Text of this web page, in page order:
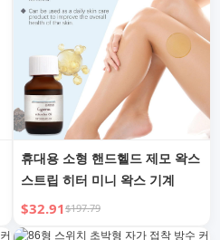
휴대용 소형 핸드헬드 제모 왁스
스트립 히터 미니 왁스 기계
$32.91$197.79